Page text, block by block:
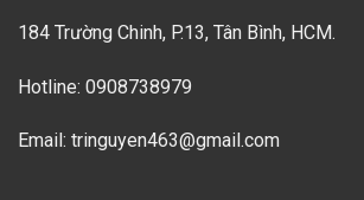
184 Trường Chinh, P.13, Tân Bình, HCM.
Hotline: 0908738979
Email: tringuyen463@gmail.com